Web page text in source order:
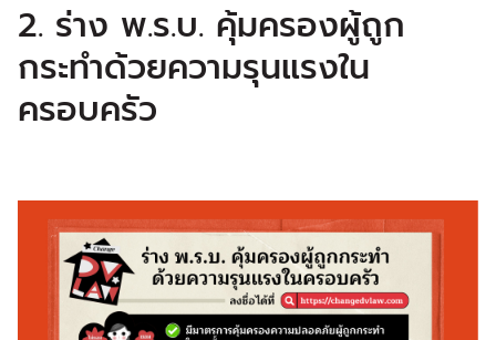
2. ร่าง พ.ร.บ. คุ้มครองผู้ถูก
กระทำด้วยความรุนแรงใน
ครอบครัว